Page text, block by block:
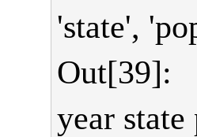
'state',
Out[39]:
year state